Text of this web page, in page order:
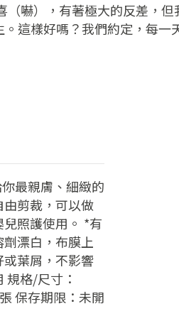
嚇），有著極大的反差，
這樣好嗎？我們約定，每
最親膚、細緻的
剪裁，可以做
照護使用。 *有
漂白，布膜上
葉屑，不影響
規格/尺寸：
保存期限：未開